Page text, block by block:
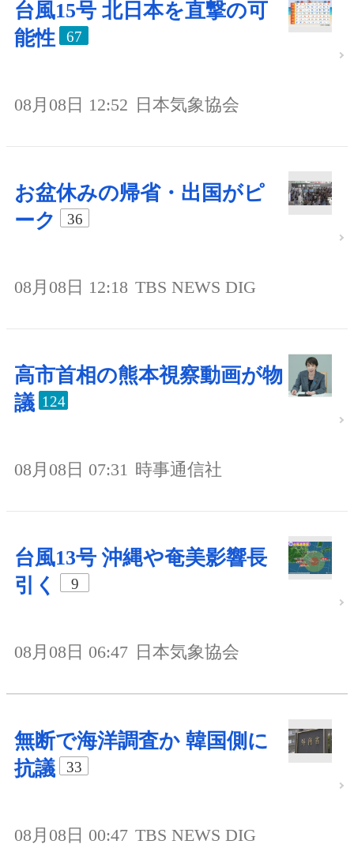
台風15号 北日本を直撃の可
能性
67
08月08日 12:52 日本気象協会
お盆休みの帰省・出国がピ
ーク
36
08月08日 12:18 TBS NEWS DIG
高市首相の熊本視察動画が物
議 124
08月08日 07:31 時事通信社
台風13号 沖縄や奄美影響長
引く
9
08月08日 06:47 日本気象協会
無断で海洋調査か 韓国側に
抗議
33
08月08日 00:47 TBS NEWS DIG